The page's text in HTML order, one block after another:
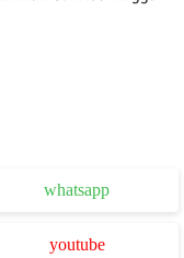
whatsapp
youtube